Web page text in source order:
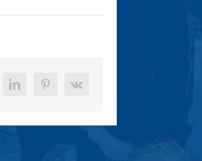
LinkedInPinterest
Vk